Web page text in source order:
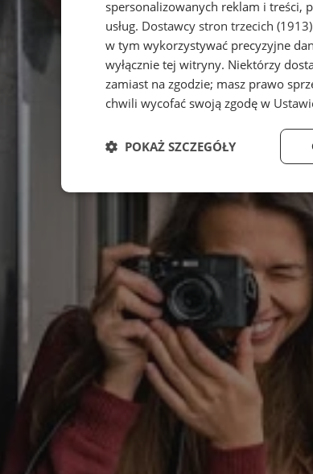
spersonalizowanych reklam i treści,
usług. Dostawcy stron trzecich (1913)
w tym wykorzystywać precyzyjne
wyłącznie tej witryny. Niektórzy
zamiast na zgodzie; masz prawo
chwili wycofać swoją zgodę w
POKAŻ SZCZEGÓŁY
Niezbędne Wydajność
Niezbędne Wydajność
Niezbędne pliki cookie umożliwiają
zarządzanie kontem. Bez niezbędnych plików
Nazwa
Domena
zabrze.com.pl